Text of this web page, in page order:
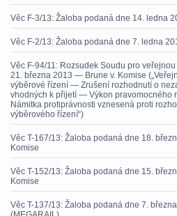
Věc F-3/13: Žaloba podaná dne 14. ledna
Věc F-2/13: Žaloba podaná dne 7. ledna
Věc F-94/11: Rozsudek Soudu pro
21. března 2013 — Brune v. Komise
výběrové řízení — Zrušení rozhodnutí o
vhodných k přijetí — Výkon
Námitka protiprávnosti vznesená proti
výběrového řízení“)
Věc T-167/13: Žaloba podaná dne 18.
Komise
Věc T-152/13: Žaloba podaná dne 15.
Komise
Věc T-137/13: Žaloba podaná dne 7.